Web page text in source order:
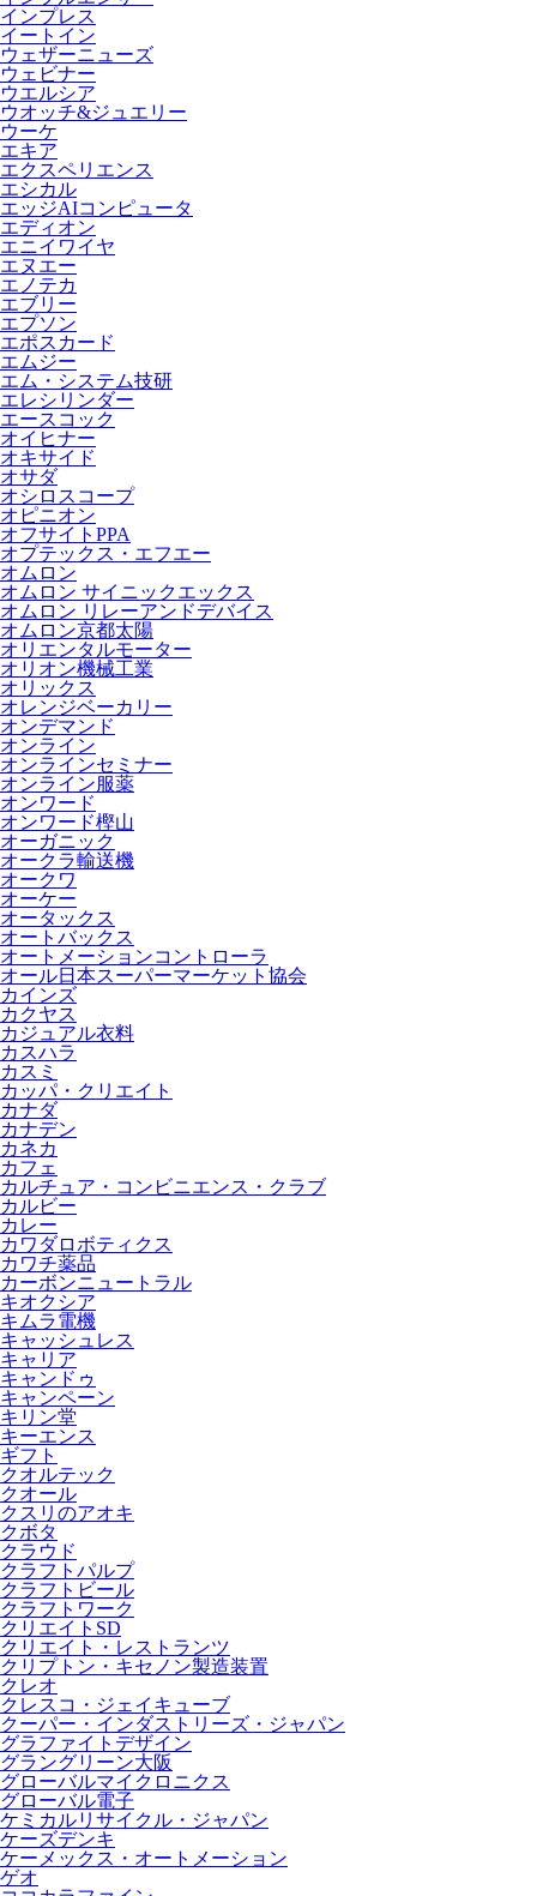
インプレス
イートイン
ウェザーニューズ
ウェビナー
ウエルシア
ウオッチ&ジュエリー
ウーケ
エキア
エクスペリエンス
エシカル
エッジAIコンピュータ
エディオン
エニイワイヤ
エヌエー
エノテカ
エブリー
エプソン
エポスカード
エムジー
エム・システム技研
エレシリンダー
エースコック
オイヒナー
オキサイド
オサダ
オシロスコープ
オピニオン
オフサイトPPA
オプテックス・エフエー
オムロン
オムロン サイニックエックス
オムロン リレーアンドデバイス
オムロン京都太陽
オリエンタルモーター
オリオン機械工業
オリックス
オレンジベーカリー
オンデマンド
オンライン
オンラインセミナー
オンライン服薬
オンワード
オンワード樫山
オーガニック
オークラ輸送機
オークワ
オーケー
オータックス
オートバックス
オートメーションコントローラ
オール日本スーパーマーケット協会
カインズ
カクヤス
カジュアル衣料
カスハラ
カスミ
カッパ・クリエイト
カナダ
カナデン
カネカ
カフェ
カルチュア・コンビニエンス・クラブ
カルビー
カレー
カワダロボティクス
カワチ薬品
カーボンニュートラル
キオクシア
キムラ電機
キャッシュレス
キャリア
キャンドゥ
キャンペーン
キリン堂
キーエンス
ギフト
クオルテック
クオール
クスリのアオキ
クボタ
クラウド
クラフトパルプ
クラフトビール
クラフトワーク
クリエイトSD
クリエイト・レストランツ
クリプトン・キセノン製造装置
クレオ
クレスコ・ジェイキューブ
クーパー・インダストリーズ・ジャパン
グラファイトデザイン
グラングリーン大阪
グローバルマイクロニクス
グローバル電子
ケミカルリサイクル・ジャパン
ケーズデンキ
ケーメックス・オートメーション
ゲオ